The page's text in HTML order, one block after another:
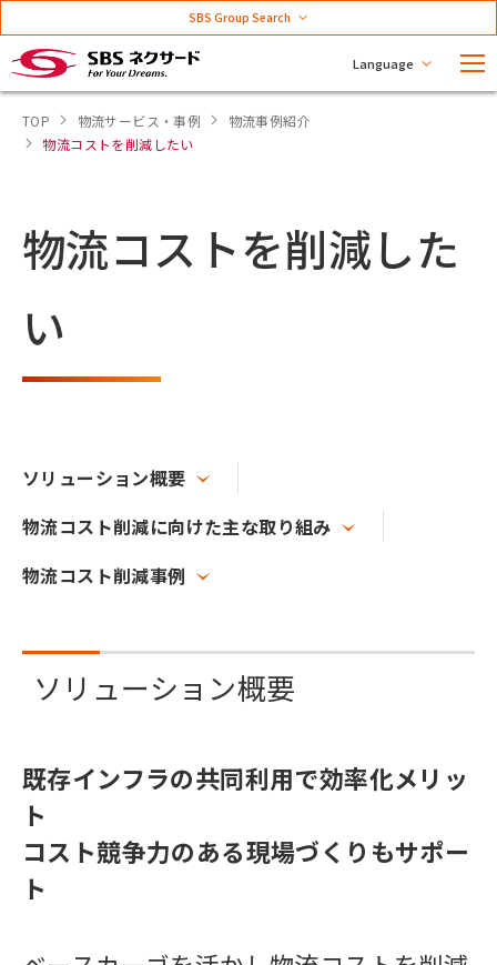
Language
SBS Group Search
TOP 物流サービス・事例
物流事例紹介
物流コストを削減したい
物流コストを削減した
い
ソリューション概要
物流コスト削減に向けた主な取り組み
物流コスト削減事例
ソリューション概要
既存インフラの共同利用で効率化メリッ
ト
コスト競争力のある現場づくりもサポー
ト